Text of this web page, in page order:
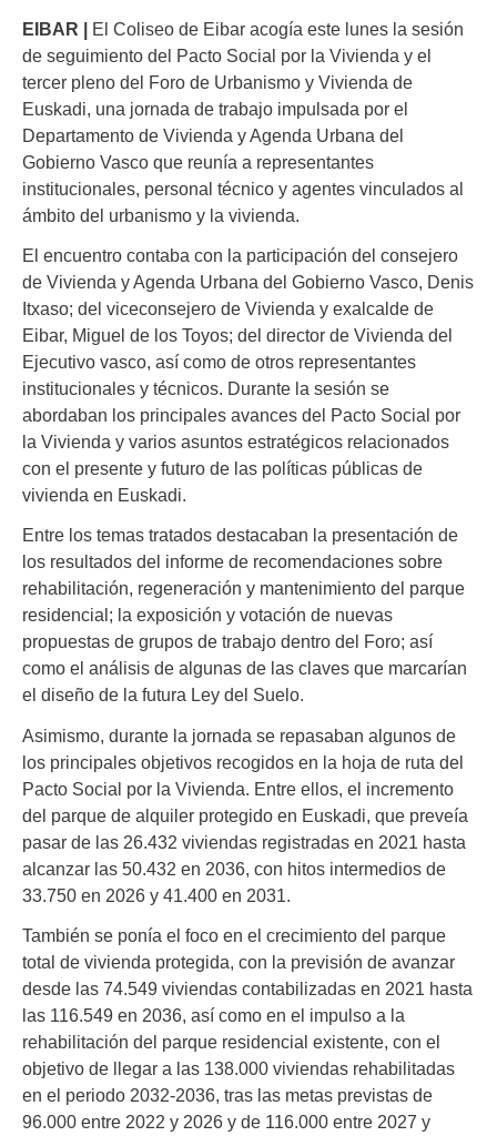
EIBAR | El Coliseo de Eibar acogía este lunes la sesión
de seguimiento del Pacto Social por la Vivienda y el
tercer pleno del Foro de Urbanismo y Vivienda de
Euskadi, una jornada de trabajo impulsada por el
Departamento de Vivienda y Agenda Urbana del
Gobierno Vasco que reunía a representantes
institucionales, personal técnico y agentes vinculados al
ámbito del urbanismo y la vivienda.
El encuentro contaba con la participación del consejero
de Vivienda y Agenda Urbana del Gobierno Vasco, Denis
Itxaso; del viceconsejero de Vivienda y exalcalde de
Eibar, Miguel de los Toyos; del director de Vivienda del
Ejecutivo vasco, así como de otros representantes
institucionales y técnicos. Durante la sesión se
abordaban los principales avances del Pacto Social por
la Vivienda y varios asuntos estratégicos relacionados
con el presente y futuro de las políticas públicas de
vivienda en Euskadi.
Entre los temas tratados destacaban la presentación de
los resultados del informe de recomendaciones sobre
rehabilitación, regeneración y mantenimiento del parque
residencial; la exposición y votación de nuevas
propuestas de grupos de trabajo dentro del Foro; así
como el análisis de algunas de las claves que marcarían
el diseño de la futura Ley del Suelo.
Asimismo, durante la jornada se repasaban algunos de
los principales objetivos recogidos en la hoja de ruta del
Pacto Social por la Vivienda. Entre ellos, el incremento
del parque de alquiler protegido en Euskadi, que preveía
pasar de las 26.432 viviendas registradas en 2021 hasta
alcanzar las 50.432 en 2036, con hitos intermedios de
33.750 en 2026 y 41.400 en 2031.
También se ponía el foco en el crecimiento del parque
total de vivienda protegida, con la previsión de avanzar
desde las 74.549 viviendas contabilizadas en 2021 hasta
las 116.549 en 2036, así como en el impulso a la
rehabilitación del parque residencial existente, con el
objetivo de llegar a las 138.000 viviendas rehabilitadas
en el periodo 2032-2036, tras las metas previstas de
96.000 entre 2022 y 2026 y de 116.000 entre 2027 y